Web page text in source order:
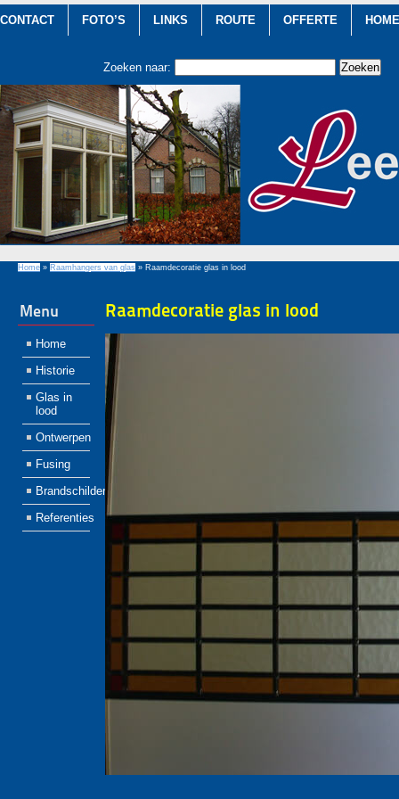
CONTACT FOTO’S LINKS ROUTE OFFERTE HOME
Zoeken naar:
Home » Raamhangers van glas » Raamdecoratie glas in lood
Menu
Home
Historie
Glas in
lood
Ontwerpen
Fusing
Brandschilderen
Referenties
Raamdecoratie glas in lood